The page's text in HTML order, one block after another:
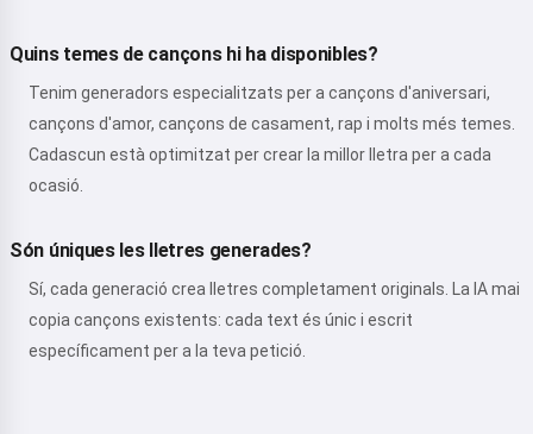
Quins temes de cançons hi ha disponibles?
Tenim generadors especialitzats per a cançons d'aniversari,
cançons d'amor, cançons de casament, rap i molts més temes.
Cadascun està optimitzat per crear la millor lletra per a cada
ocasió.
Són úniques les lletres generades?
Sí, cada generació crea lletres completament originals. La IA mai
copia cançons existents: cada text és únic i escrit
específicament per a la teva petició.